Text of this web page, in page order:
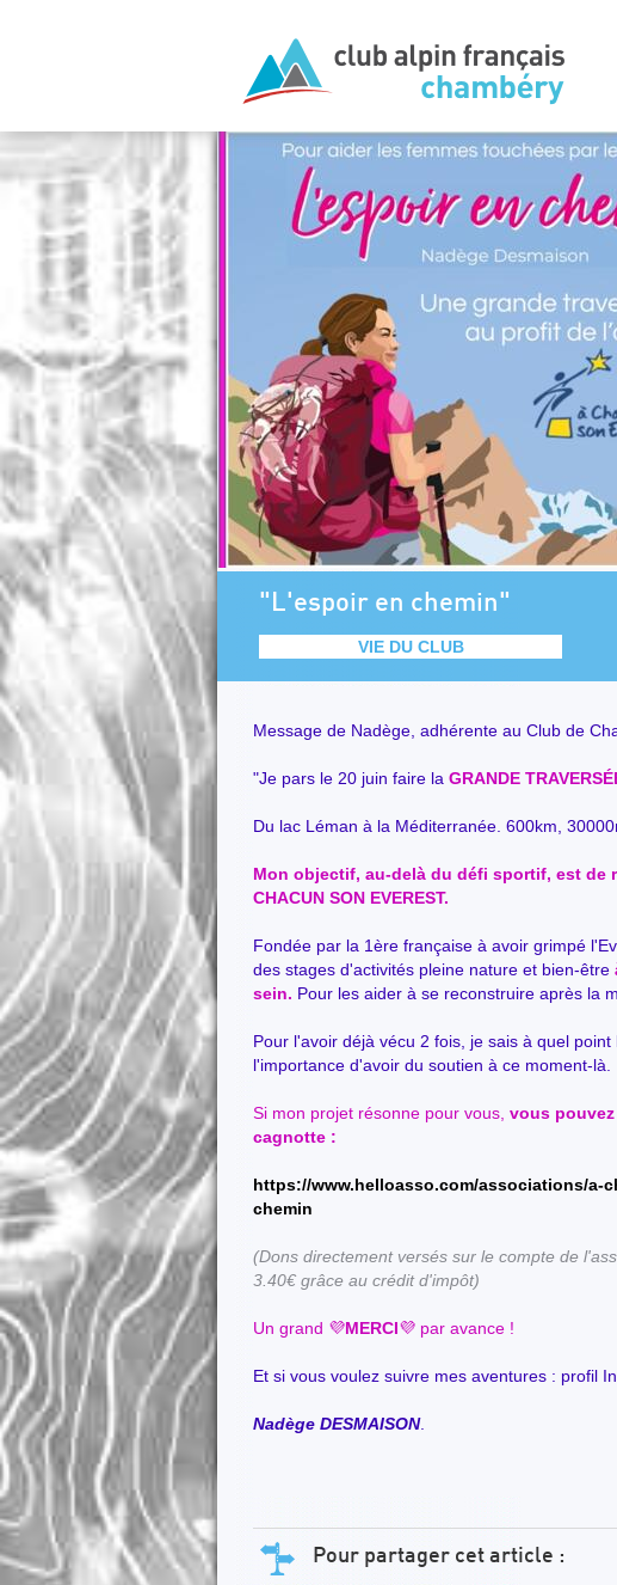
"L'espoir en chemin"
VIE DU CLUB
Message de Nadège, adhérente au Club de
"Je pars le 20 juin faire la GRANDE
Du lac Léman à la Méditerranée. 600km,
Mon objectif, au-delà du défi sportif, est
CHACUN SON EVEREST.
Fondée par la 1ère française à avoir grimpé
des stages d'activités pleine nature et bien-être
sein. Pour les aider à se reconstruire après la
Pour l'avoir déjà vécu 2 fois, je sais à quel
l'importance d'avoir du soutien à ce moment-là.
Si mon projet résonne pour vous, vous
cagnotte :
https://www.helloasso.com/associations/a-
chemin
(Dons directement versés sur le compte de
3.40€ grâce au crédit d'impôt)
Un grand 💜MERCI💜 par avance !
Et si vous voulez suivre mes aventures : profil
Nadège DESMAISON.
Pour partager cet article :